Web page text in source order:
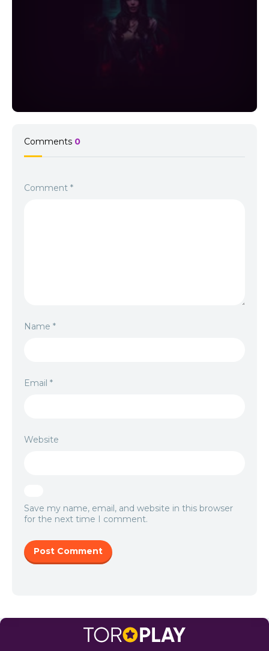
Comments 0
Comment *
Name *
Email *
Website
Save my name, email, and website in this browser
for the next time I comment.